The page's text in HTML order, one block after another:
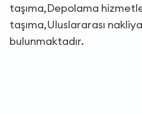
taşıma,Depolama
taşıma,Uluslararası
bulunmaktadır.